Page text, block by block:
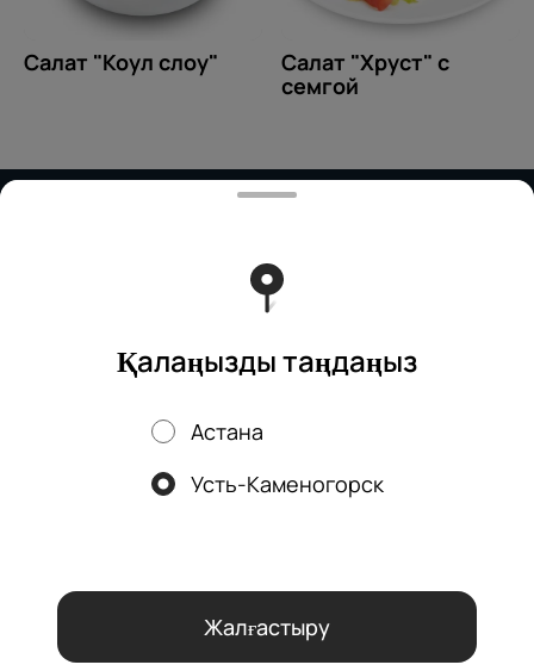
Құпиялылық саясатынасәйкес аналитикалық қызметтерді
пайдалануға келісесіз.
OK
Салат "Коул слоу"
Салат "Хруст" с
семгой
Политика конфиденциальности
Науқандар, жеңілдіктер, кэшбэк – біздің қосымшада!
Қалаңызды таңдаңыз
Астана
Усть-Каменогорск